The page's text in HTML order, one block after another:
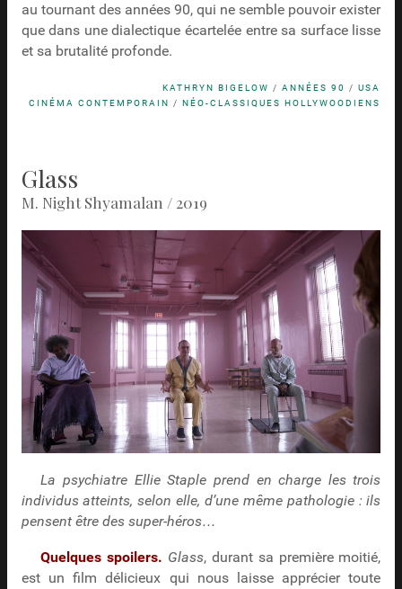
au tournant des années 90, qui ne semble pouvoir exister
que dans une dialectique écartelée entre sa surface lisse
et sa brutalité profonde.
KATHRYN BIGELOW /ANNÉES 90 /USA
CINÉMA CONTEMPORAIN /NÉO-CLASSIQUES HOLLYWOODIENS
Glass
M. Night Shyamalan / 2019
La psychiatre Ellie Staple prend en charge les trois
individus atteints, selon elle, d’une même pathologie : ils
pensent être des super-héros…
Quelques spoilers. Glass, durant sa première moitié,
est un film délicieux qui nous laisse apprécier toute